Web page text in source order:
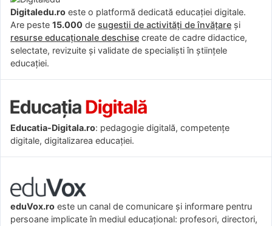
Digitaledu.ro este o platformă dedicată educației digitale.
Are peste 15.000 de sugestii de activități de învățare și
resurse educaționale deschise create de cadre didactice,
selectate, revizuite și validate de specialiști în științele
educației.
Educatia-Digitala.ro: pedagogie digitală, competențe
digitale, digitalizarea educației.
eduVox.ro este un canal de comunicare și informare pentru
persoane implicate în mediul educațional: profesori, directori,